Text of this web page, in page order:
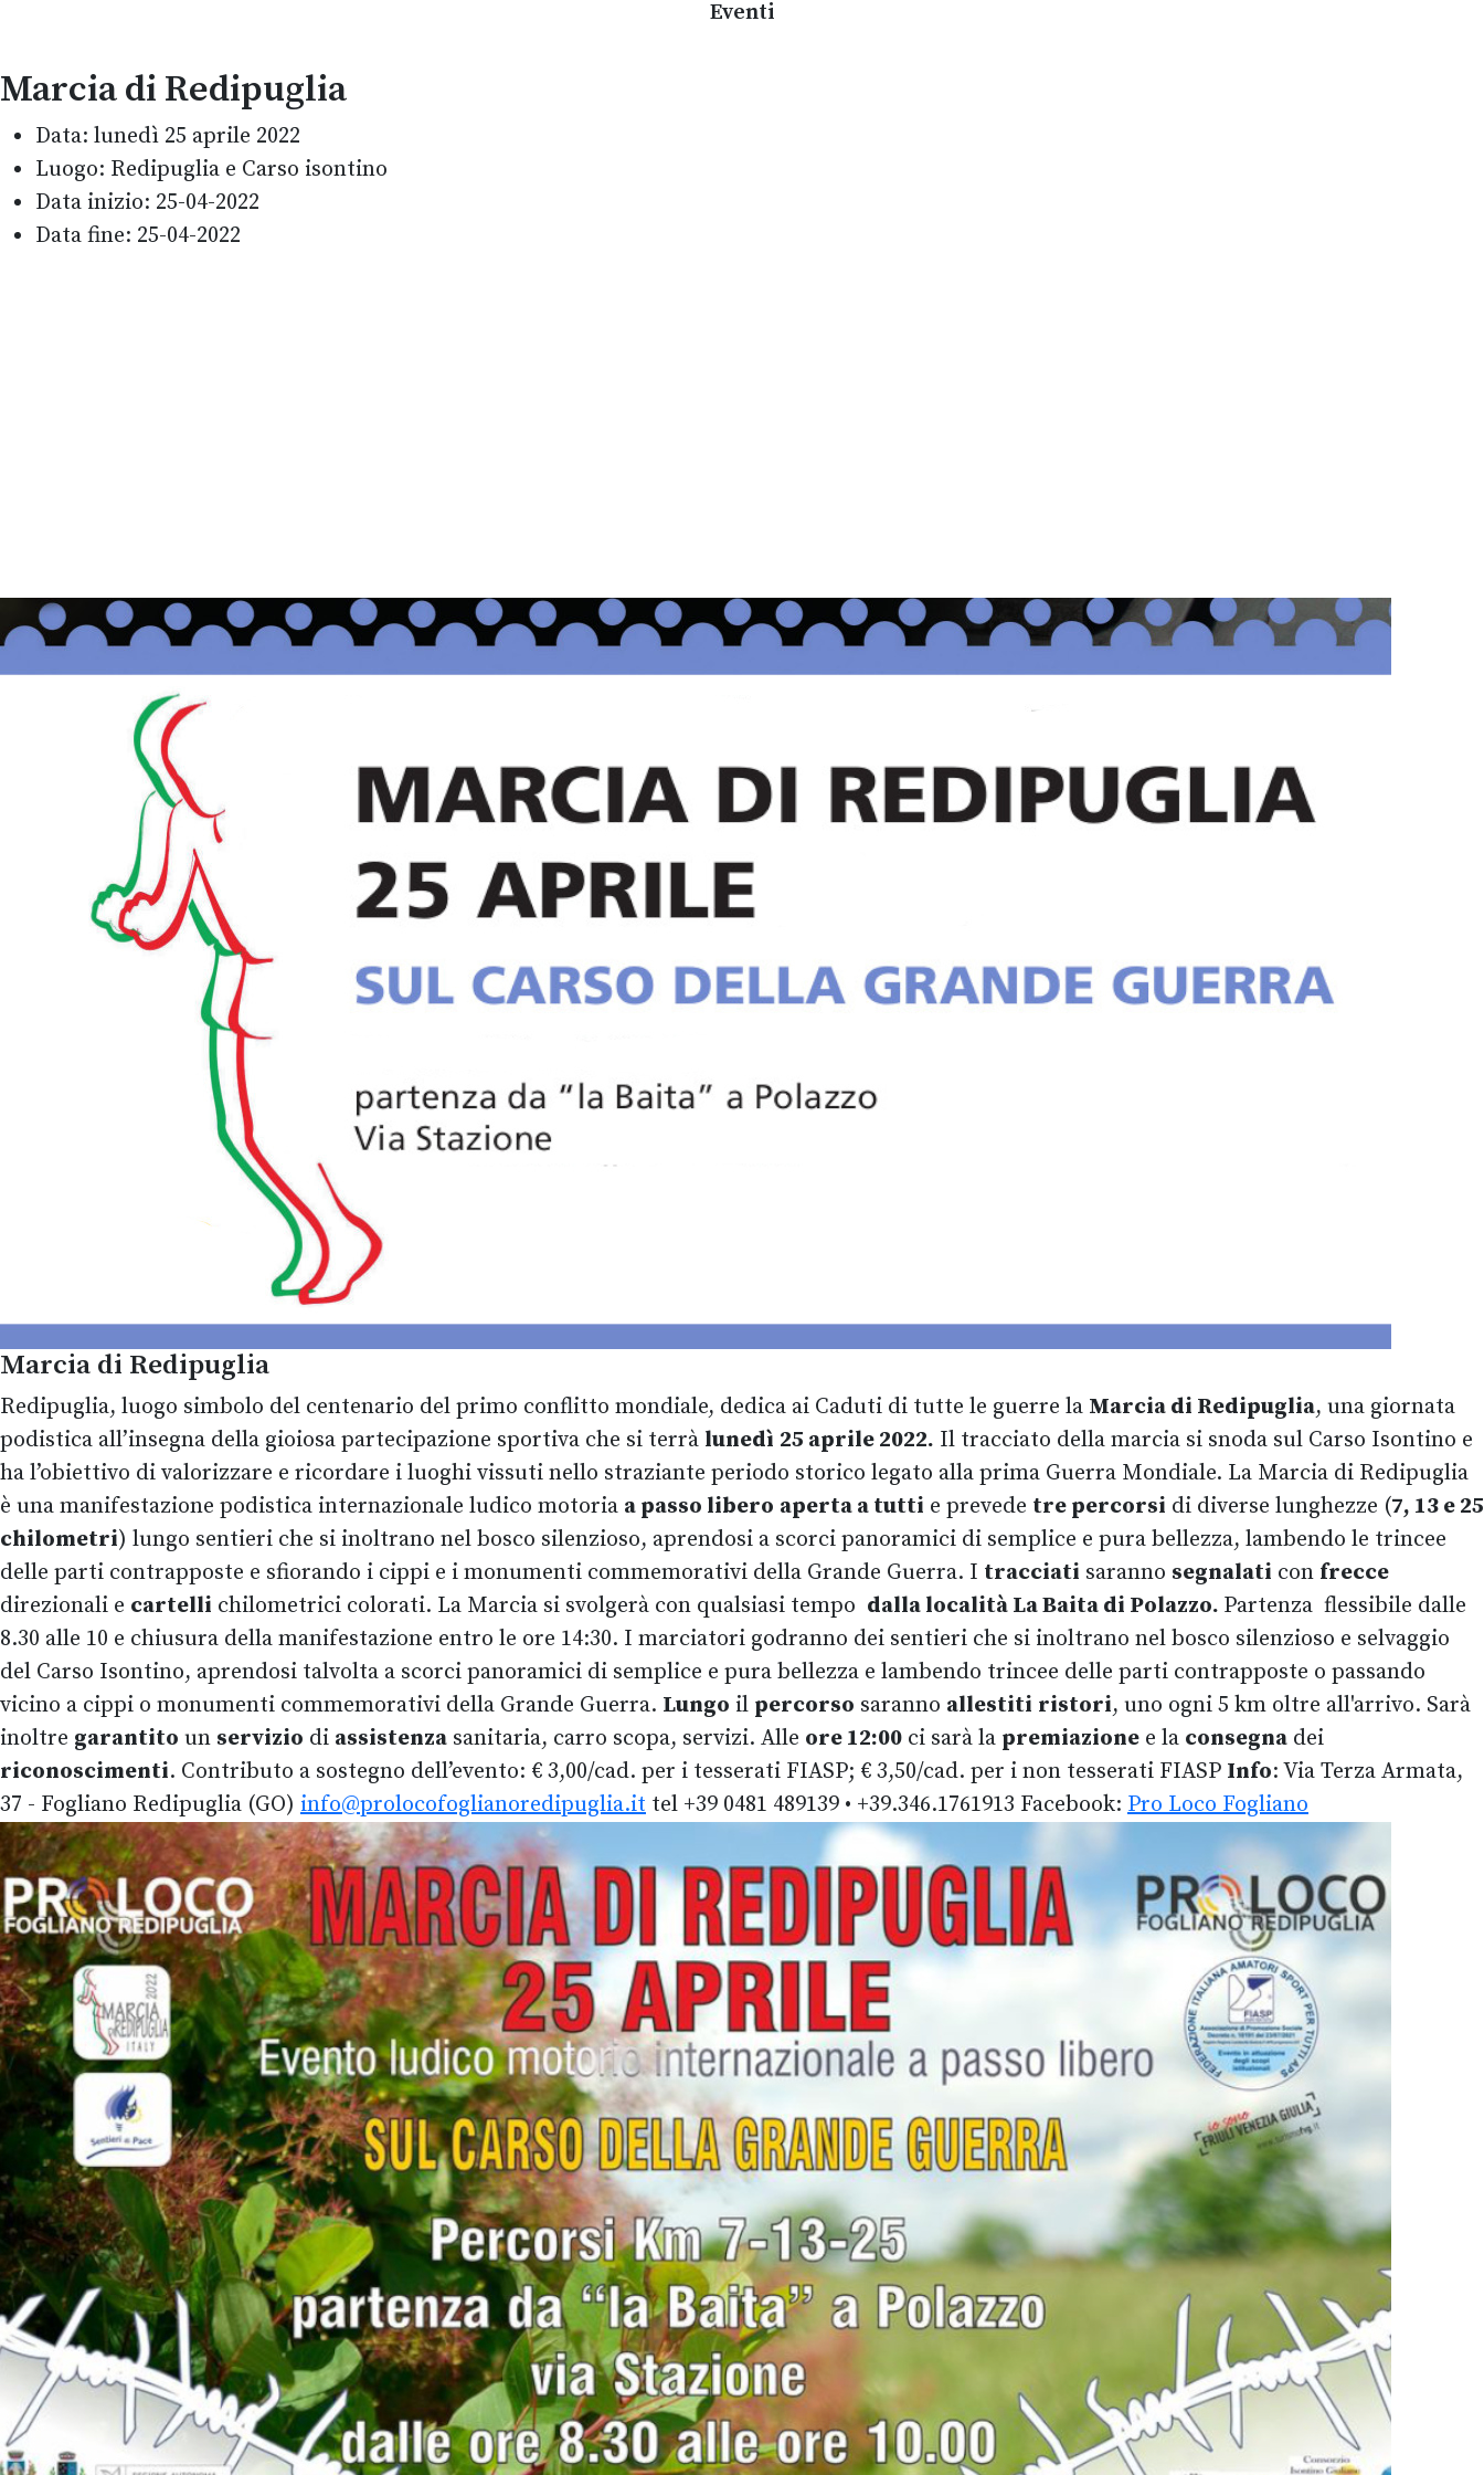
Eventi
Marcia di Redipuglia
Data: lunedì 25 aprile 2022
Luogo: Redipuglia e Carso isontino
Data inizio: 25-04-2022
Data fine: 25-04-2022
Marcia di Redipuglia
Redipuglia, luogo simbolo del centenario del primo conflitto mondiale, dedica ai Caduti di tutte le guerre la Marcia di Redipuglia, una giornata
podistica all’insegna della gioiosa partecipazione sportiva che si terrà lunedì 25 aprile 2022. Il tracciato della marcia si snoda sul Carso Isontino e
ha l’obiettivo di valorizzare e ricordare i luoghi vissuti nello straziante periodo storico legato alla prima Guerra Mondiale. La Marcia di Redipuglia
è una manifestazione podistica internazionale ludico motoria a passo libero aperta a tutti e prevede tre percorsi di diverse lunghezze (7, 13 e 25
chilometri) lungo sentieri che si inoltrano nel bosco silenzioso, aprendosi a scorci panoramici di semplice e pura bellezza, lambendo le trincee
delle parti contrapposte e sfiorando i cippi e i monumenti commemorativi della Grande Guerra. I tracciati saranno segnalati con frecce
direzionali e cartelli chilometrici colorati. La Marcia si svolgerà con qualsiasi tempo dalla località La Baita di Polazzo. Partenza flessibile dalle
8.30 alle 10 e chiusura della manifestazione entro le ore 14:30. I marciatori godranno dei sentieri che si inoltrano nel bosco silenzioso e selvaggio
del Carso Isontino, aprendosi talvolta a scorci panoramici di semplice e pura bellezza e lambendo trincee delle parti contrapposte o passando
vicino a cippi o monumenti commemorativi della Grande Guerra. Lungo il percorso saranno allestiti ristori, uno ogni 5 km oltre all'arrivo. Sarà
inoltre garantito un servizio di assistenza sanitaria, carro scopa, servizi. Alle ore 12:00 ci sarà la premiazione e la consegna dei
riconoscimenti. Contributo a sostegno dell’evento: € 3,00/cad. per i tesserati FIASP; € 3,50/cad. per i non tesserati FIASP Info: Via Terza Armata,
37 - Fogliano Redipuglia (GO) info@prolocofoglianoredipuglia.it tel +39 0481 489139 • +39.346.1761913 Facebook: Pro Loco Fogliano